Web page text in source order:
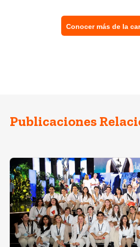
Conocer más de la
Publicaciones